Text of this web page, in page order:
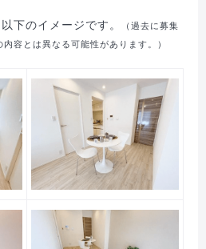
下のイメージです。
（過去に募集
容とは異なる可能性があります。）